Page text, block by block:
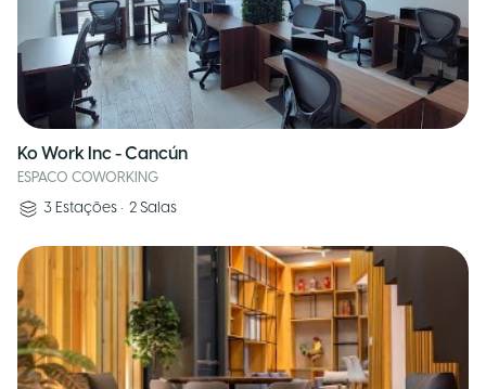
Ko Work Inc - Cancún
ESPACO COWORKING
3 Estações • 2 Salas